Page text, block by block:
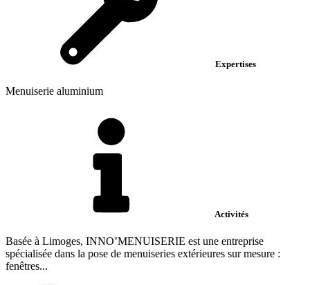
Expertises
Menuiserie aluminium
Activités
Basée à Limoges, INNO’MENUISERIE est une entreprise
spécialisée dans la pose de menuiseries extérieures sur mesure :
fenêtres...